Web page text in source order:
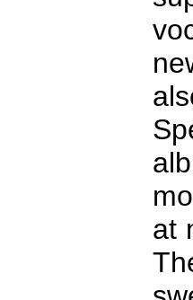
at